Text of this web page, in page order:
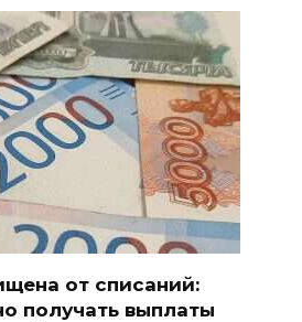
от списаний:
получать выплаты